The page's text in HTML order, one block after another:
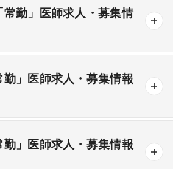
美容外科
眼科 耳鼻咽喉科
給与インセンティブ制度あり
日の勤務可能
可能 セカンドキャリア歓迎
常勤」医師求人・募集情
勤」医師求人・募集情報
勤」医師求人・募集情報